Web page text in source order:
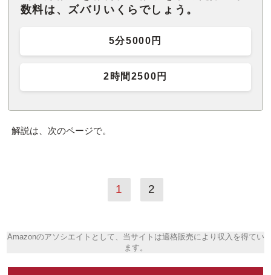
数料は、ズバリいくらでしょう。
5分5000円
2時間2500円
解説は、次のページで。
1 2
Amazonのアソシエイトとして、当サイトは適格販売により収入を得てい
ます。